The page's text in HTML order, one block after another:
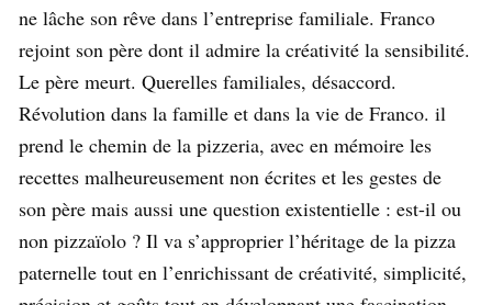
ne lâche son rêve dans l’entreprise familiale. Franco
rejoint son père dont il admire la créativité la sensibilité.
Le père meurt. Querelles familiales, désaccord.
Révolution dans la famille et dans la vie de Franco. il
prend le chemin de la pizzeria, avec en mémoire les
recettes malheureusement non écrites et les gestes de
son père mais aussi une question existentielle : est-il ou
non pizzaïolo ? Il va s’approprier l’héritage de la pizza
paternelle tout en l’enrichissant de créativité, simplicité,